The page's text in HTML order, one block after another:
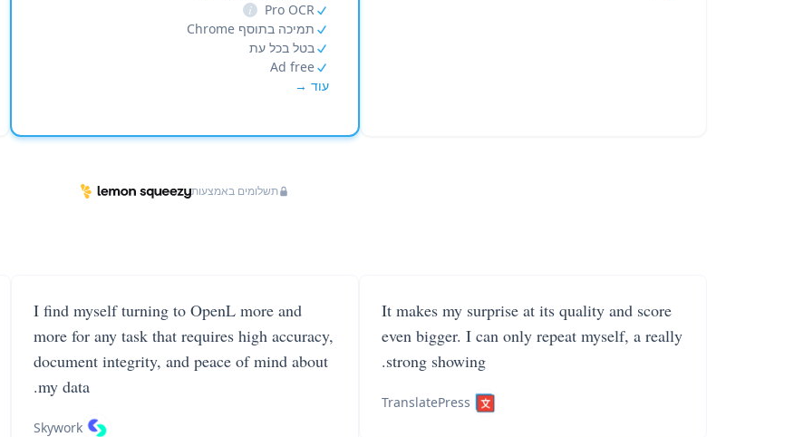
Pro OCR
i
תמיכה בתוסף Chrome
בטל בכל עת
Ad free
עוד →
תשלומים באמצעות
It makes my surprise at its quality and score
even bigger. I can only repeat myself, a really
strong showing.
TranslatePress
I find myself turning to OpenL more and
more for any task that requires high accuracy,
document integrity, and peace of mind about
my data.
Skywork